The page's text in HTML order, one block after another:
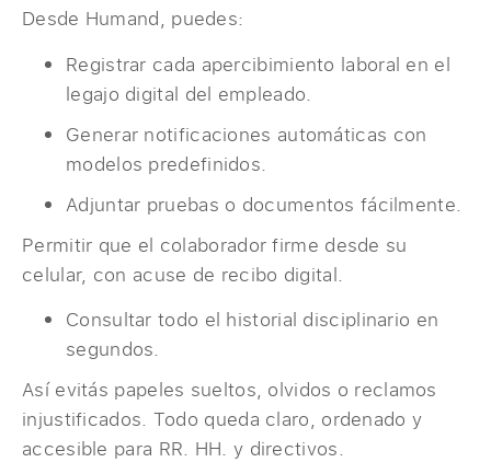
Desde Humand, puedes:
Registrar cada apercibimiento laboral en el
legajo digital del empleado.
Generar notificaciones automáticas con
modelos predefinidos.
Adjuntar pruebas o documentos fácilmente.
Permitir que el colaborador firme desde su
celular, con acuse de recibo digital.
Consultar todo el historial disciplinario en
segundos.
Así evitás papeles sueltos, olvidos o reclamos
injustificados. Todo queda claro, ordenado y
accesible para RR. HH. y directivos.